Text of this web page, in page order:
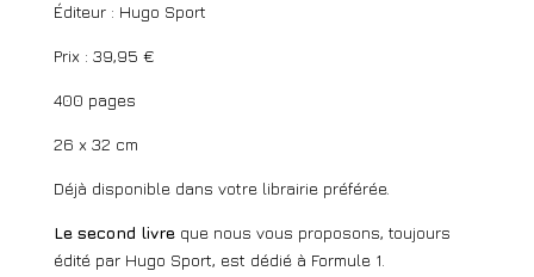
Éditeur : Hugo Sport
Prix : 39,95 €
400 pages
26 x 32 cm
Déjà disponible dans votre librairie préférée.
Le second livreque nous vous proposons, toujours
édité par Hugo Sport, est dédié à Formule 1.